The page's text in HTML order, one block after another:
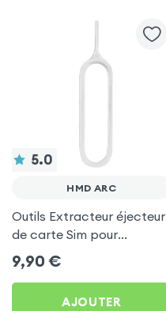
5.0
HMD ARC
Outils Extracteur éjecteur
de carte Sim pour
Smartphones et tablettes
9,90 €
AJOUTER